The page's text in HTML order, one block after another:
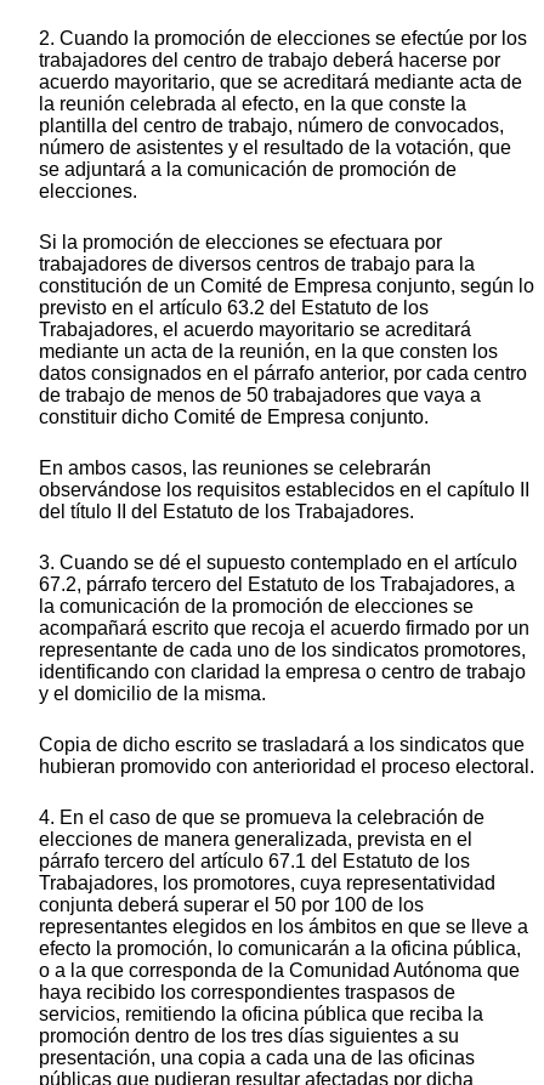
2. Cuando la promoción de elecciones se efectúe por los
trabajadores del centro de trabajo deberá hacerse por
acuerdo mayoritario, que se acreditará mediante acta de
la reunión celebrada al efecto, en la que conste la
plantilla del centro de trabajo, número de convocados,
número de asistentes y el resultado de la votación, que
se adjuntará a la comunicación de promoción de
elecciones.
Si la promoción de elecciones se efectuara por
trabajadores de diversos centros de trabajo para la
constitución de un Comité de Empresa conjunto, según lo
previsto en el artículo 63.2 del Estatuto de los
Trabajadores, el acuerdo mayoritario se acreditará
mediante un acta de la reunión, en la que consten los
datos consignados en el párrafo anterior, por cada centro
de trabajo de menos de 50 trabajadores que vaya a
constituir dicho Comité de Empresa conjunto.
En ambos casos, las reuniones se celebrarán
observándose los requisitos establecidos en el capítulo II
del título II del Estatuto de los Trabajadores.
3. Cuando se dé el supuesto contemplado en el artículo
67.2, párrafo tercero del Estatuto de los Trabajadores, a
la comunicación de la promoción de elecciones se
acompañará escrito que recoja el acuerdo firmado por un
representante de cada uno de los sindicatos promotores,
identificando con claridad la empresa o centro de trabajo
y el domicilio de la misma.
Copia de dicho escrito se trasladará a los sindicatos que
hubieran promovido con anterioridad el proceso electoral.
4. En el caso de que se promueva la celebración de
elecciones de manera generalizada, prevista en el
párrafo tercero del artículo 67.1 del Estatuto de los
Trabajadores, los promotores, cuya representatividad
conjunta deberá superar el 50 por 100 de los
representantes elegidos en los ámbitos en que se lleve a
efecto la promoción, lo comunicarán a la oficina pública,
o a la que corresponda de la Comunidad Autónoma que
haya recibido los correspondientes traspasos de
servicios, remitiendo la oficina pública que reciba la
promoción dentro de los tres días siguientes a su
presentación, una copia a cada una de las oficinas
públicas que pudieran resultar afectadas por dicha